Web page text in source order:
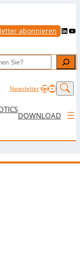
abonnieren LinkedIn YouTube
NewsletterLinkedIn
DOWNLOAD